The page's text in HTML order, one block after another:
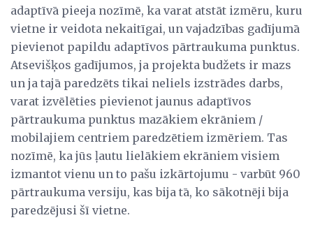
adaptīvā pieeja nozīmē, ka varat atstāt izmēru, kuru
vietne ir veidota nekaitīgai, un vajadzības gadījumā
pievienot papildu adaptīvos pārtraukuma punktus.
Atsevišķos gadījumos, ja projekta budžets ir mazs
un ja tajā paredzēts tikai neliels izstrādes darbs,
varat izvēlēties pievienot jaunus adaptīvos
pārtraukuma punktus mazākiem ekrāniem /
mobilajiem centriem paredzētiem izmēriem. Tas
nozīmē, ka jūs ļautu lielākiem ekrāniem visiem
izmantot vienu un to pašu izkārtojumu - varbūt 960
pārtraukuma versiju, kas bija tā, ko sākotnēji bija
paredzējusi šī vietne.